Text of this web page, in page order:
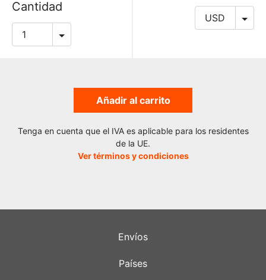
Cantidad
Añadir al carrito
Tenga en cuenta que el IVA es aplicable para los residentes
de la UE.
Ver términos y condiciones
Envíos
Países